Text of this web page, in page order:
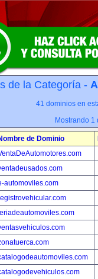
de la Categoría -
41 dominios en
Mostrando 1
de Dominio
automoviles.com